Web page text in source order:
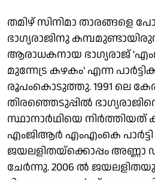
തമിഴ് സിനിമാ താരങ്ങളെ
ഭാഗ്യരാജിനു
ആരാധകനായ ഭാഗ്യരാജ്
മുന്നേട്ര കഴകം' എന്ന
രൂപംകൊടുത്തു. 1991 ലെ
തിരഞ്ഞെടുപ്പിൽ
സ്ഥാനാർഥിയെ നിർത്തിയത്
എംജിആർ എംഎംകെ പാർട്ടി
ജയലളിതയ്‌ക്കൊപ്പം അണ്ണാ
ചേർന്നു. 2006 ൽ